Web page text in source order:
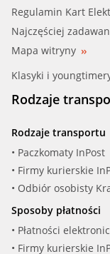
METELLI (24-
MEYLE (30-13
QUINTON HA
SALER (PA1242)
SKF (VKPC
TRISCAN (8600
Regulamin Kart
Najczęściej
Mapa witryny
Klasyki i
Rodzaje
Rodzaje transportu
• Paczkomaty InPost
• Firmy kurierskie
• Odbiór osobisty
Sposoby płatności
• Płatności
• Firmy kurierskie